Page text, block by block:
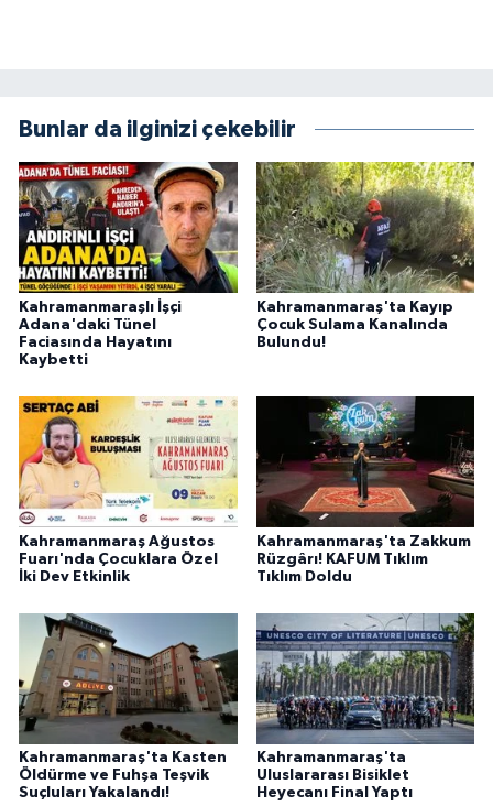
Bunlar da ilginizi çekebilir
Kahramanmaraşlı İşçi
Adana'daki Tünel
Faciasında Hayatını
Kaybetti
Kahramanmaraş'ta Kayıp
Çocuk Sulama Kanalında
Bulundu!
Kahramanmaraş Ağustos
Fuarı'nda Çocuklara Özel
İki Dev Etkinlik
Kahramanmaraş'ta Zakkum
Rüzgârı! KAFUM Tıklım
Tıklım Doldu
Kahramanmaraş'ta Kasten
Öldürme ve Fuhşa Teşvik
Suçluları Yakalandı!
Kahramanmaraş'ta
Uluslararası Bisiklet
Heyecanı Final Yaptı